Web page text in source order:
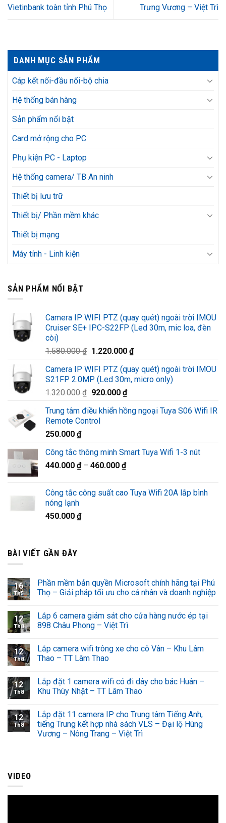
Vietinbank toàn tỉnh Phú Thọ
Trưng Vương – Việt Trì
DANH MỤC SẢN PHẨM
Cáp kết nối-đầu nối-bộ chia
Hệ thống bán hàng
Sản phẩm nổi bật
Card mở rộng cho PC
Phụ kiện PC - Laptop
Hệ thống camera/ TB An ninh
Thiết bị lưu trữ
Thiết bị/ Phần mềm khác
Thiết bị mạng
Máy tính - Linh kiện
SẢN PHẨM NỔI BẬT
Camera IP WIFI PTZ (quay quét) ngoài trời IMOU
Cruiser SE+ IPC-S22FP (Led 30m, mic loa, đèn
còi)
1.580.000₫ Giá
là:
1.580.000 ₫.
1.220.000 ₫Giá
tại
là:
Camera IP WIFI PTZ (quay quét) ngoài trời IMOU
S21FP 2.0MP (Led 30m, micro only)
1.320.000₫ Giá
là:
1.320.000 ₫.
920.000 ₫Giá
tại
Trung tâm điều khiển hồng ngoại Tuya S06 Wifi IR
Remote Control
250.000 ₫
Công tắc thông minh Smart Tuya Wifi 1-3 nút
440.000 ₫– 460.000 ₫
Công tắc công suất cao Tuya Wifi 20A lắp bình
nóng lạnh
450.000 ₫
BÀI VIẾT GẦN ĐÂY
16
Th5
Phần mềm bản quyền Microsoft chính hãng tại Phú
Thọ – Giải pháp tối ưu cho cá nhân và doanh nghiệp
12
Th8
Lắp 6 camera giám sát cho cửa hàng nước ép tại
898 Châu Phong – Việt Trì
12
Th8
Lắp camera wifi trông xe cho cô Vân – Khu Lâm
Thao – TT Lâm Thao
12
Th8
Lắp đặt 1 camera wifi có đi dây cho bác Huân –
Khu Thùy Nhật – TT Lâm Thao
12
Th8
Lắp đặt 11 camera IP cho Trung tâm Tiếng Anh,
tiếng Trung kết hợp nhà sách VLS – Đại lộ Hùng
Vương – Nông Trang – Việt Trì
VIDEO